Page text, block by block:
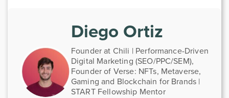
Diego Ortiz
Founder at Chili | Performance-Driven
Digital Marketing (SEO/PPC/SEM),
Founder of Verse: NFTs, Metaverse,
Gaming and Blockchain for Brands |
START Fellowship Mentor